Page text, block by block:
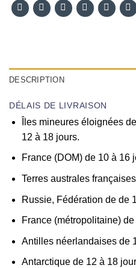
DESCRIPTION
DÉLAIS DE LIVRAISON
Îles mineures éloignées
12 à 18 jours.
France (DOM) de 10 à 16
Terres australes
Russie, Fédération de de
France (métropolitaine)
Antilles néerlandaises de
Antarctique de 12 à 18